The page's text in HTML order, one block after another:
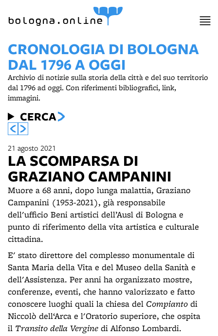
bologna.online
CRONOLOGIA DI BOLOGNA
DAL 1796 A OGGI
Archivio di notizie sulla storia della città e del suo territorio
dal 1796 ad oggi. Con riferimenti bibliografici, link,
immagini.
CERCA
21 agosto 2021
LA SCOMPARSA DI
GRAZIANO CAMPANINI
Muore a 68 anni, dopo lunga malattia, Graziano
Campanini (1953-2021), già responsabile
dell'ufficio Beni artistici dell’Ausl di Bologna e
punto di riferimento della vita artistica e culturale
cittadina.
E' stato direttore del complesso monumentale di
Santa Maria della Vita e del Museo della Sanità e
dell'Assistenza. Per anni ha organizzato mostre,
conferenze, eventi, che hanno valorizzato e fatto
conoscere luoghi quali la chiesa del Compianto di
Niccolò dell‘Arca e l'Oratorio superiore, che ospita
il Transito della Vergine di Alfonso Lombardi.